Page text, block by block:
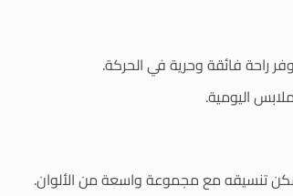
راحة فائقة وحرية في الحركة.
اليومية.
تنسيقه مع مجموعة واسعة من الألوان.